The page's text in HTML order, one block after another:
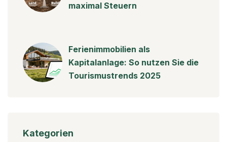
maximal Steuern
Ferienimmobilien als
Kapitalanlage: So nutzen Sie die
Tourismustrends 2025
Kategorien